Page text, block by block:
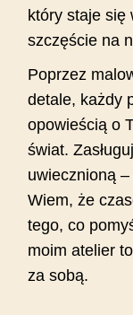
który staje się
szczęście na
Poprzez
detale, każdy
opowieścią o
świat.
uwiecznioną
Wiem, że
tego, co
moim atelier
za sobą.